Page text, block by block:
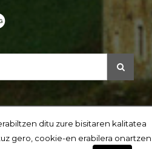
ditu zure bisitaren kalitatea
gero, cookie-en erabilera onartzen